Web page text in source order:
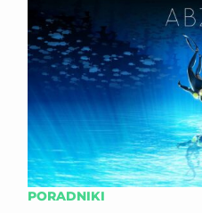
PORADNIKI